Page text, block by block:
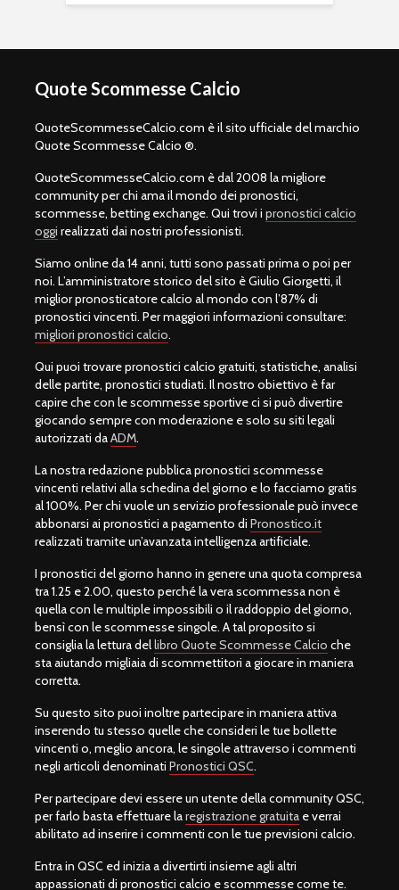
Quote Scommesse Calcio
QuoteScommesseCalcio.com è il sito ufficiale del marchio
Quote Scommesse Calcio ®.
QuoteScommesseCalcio.com è dal 2008 la migliore
community per chi ama il mondo dei pronostici,
scommesse, betting exchange. Qui trovi i pronostici calcio
oggi realizzati dai nostri professionisti.
Siamo online da 14 anni, tutti sono passati prima o poi per
noi. L’amministratore storico del sito è Giulio Giorgetti, il
miglior pronosticatore calcio al mondo con l’87% di
pronostici vincenti. Per maggiori informazioni consultare:
migliori pronostici calcio.
Qui puoi trovare pronostici calcio gratuiti, statistiche, analisi
delle partite, pronostici studiati. Il nostro obiettivo è far
capire che con le scommesse sportive ci si può divertire
giocando sempre con moderazione e solo su siti legali
autorizzati daADM.
La nostra redazione pubblica pronostici scommesse
vincenti relativi alla schedina del giorno e lo facciamo gratis
al 100%. Per chi vuole un servizio professionale può invece
abbonarsi ai pronostici a pagamento di Pronostico.it
realizzati tramite un’avanzata intelligenza artificiale.
I pronostici del giorno hanno in genere una quota compresa
tra 1.25 e 2.00, questo perché la vera scommessa non è
quella con le multiple impossibili o il raddoppio del giorno,
bensì con le scommesse singole. A tal proposito si
consiglia la lettura dellibro Quote Scommesse Calcio che
sta aiutando migliaia di scommettitori a giocare in maniera
corretta.
Su questo sito puoi inoltre partecipare in maniera attiva
inserendo tu stesso quelle che consideri le tue bollette
vincenti o, meglio ancora, le singole attraverso i commenti
negli articoli denominati Pronostici QSC.
Per partecipare devi essere un utente della community QSC,
per farlo basta effettuare laregistrazione gratuita e verrai
abilitato ad inserire i commenti con le tue previsioni calcio.
Entra in QSC ed inizia a divertirti insieme agli altri
appassionati di pronostici calcio e scommesse come te.